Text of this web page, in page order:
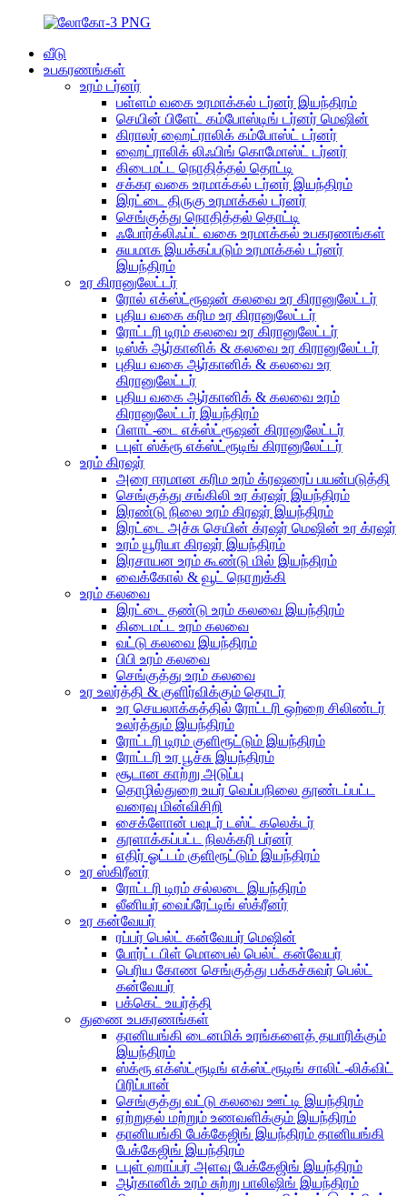
வீடு
உபகரணங்கள்
உரம் டர்னர்
பள்ளம் வகை உரமாக்கல் டர்னர் இயந்திரம்
செயின் பிளேட் கம்போஸ்டிங் டர்னர் மெஷின்
கிராலர் ஹைட்ராலிக் கம்போஸ்ட் டர்னர்
ஹைட்ராலிக் லிஃபிங் கொமோஸ்ட் டர்னர்
கிடைமட்ட நொதித்தல் தொட்டி
சக்கர வகை உரமாக்கல் டர்னர் இயந்திரம்
இரட்டை திருகு உரமாக்கல் டர்னர்
செங்குத்து நொதித்தல் தொட்டி
ஃபோர்க்லிஃப்ட் வகை உரமாக்கல் உபகரணங்கள்
சுயமாக இயக்கப்படும் உரமாக்கல் டர்னர்
இயந்திரம்
உர கிரானுலேட்டர்
ரோல் எக்ஸ்ட்ரூஷன் கலவை உர கிரானுலேட்டர்
புதிய வகை கரிம உர கிரானுலேட்டர்
ரோட்டரி டிரம் கலவை உர கிரானுலேட்டர்
டிஸ்க் ஆர்கானிக் & கலவை உர கிரானுலேட்டர்
புதிய வகை ஆர்கானிக் & கலவை உர
கிரானுலேட்டர்
புதிய வகை ஆர்கானிக் & கலவை உரம்
கிரானுலேட்டர் இயந்திரம்
பிளாட்-டை எக்ஸ்ட்ரூஷன் கிரானுலேட்டர்
டபுள் ஸ்க்ரூ எக்ஸ்ட்ரூடிங் கிரானுலேட்டர்
உரம் கிரஷர்
அரை ஈரமான கரிம உரம் க்ரஷரைப் பயன்படுத்தி
செங்குத்து சங்கிலி உர க்ரஷர் இயந்திரம்
இரண்டு நிலை உரம் கிரஷர் இயந்திரம்
இரட்டை அச்சு செயின் க்ரஷர் மெஷின் உர க்ரஷர்
உரம் யூரியா கிரஷர் இயந்திரம்
இரசாயன உரம் கூண்டு மில் இயந்திரம்
வைக்கோல் & வூட் நொறுக்கி
உரம் கலவை
இரட்டை தண்டு உரம் கலவை இயந்திரம்
கிடைமட்ட உரம் கலவை
வட்டு கலவை இயந்திரம்
பிபி உரம் கலவை
செங்குத்து உரம் கலவை
உர உலர்த்தி & குளிர்விக்கும் தொடர்
உர செயலாக்கத்தில் ரோட்டரி ஒற்றை சிலிண்டர்
உலர்த்தும் இயந்திரம்
ரோட்டரி டிரம் குளிரூட்டும் இயந்திரம்
ரோட்டரி உர பூச்சு இயந்திரம்
சூடான காற்று அடுப்பு
தொழில்துறை உயர் வெப்பநிலை தூண்டப்பட்ட
வரைவு மின்விசிறி
சைக்ளோன் பவுடர் டஸ்ட் கலெக்டர்
தூளாக்கப்பட்ட நிலக்கரி பர்னர்
எதிர் ஓட்டம் குளிரூட்டும் இயந்திரம்
உர ஸ்கிரீனர்
ரோட்டரி டிரம் சல்லடை இயந்திரம்
லீனியர் வைப்ரேட்டிங் ஸ்க்ரீனர்
உர கன்வேயர்
ரப்பர் பெல்ட் கன்வேயர் மெஷின்
போர்ட்டபிள் மொபைல் பெல்ட் கன்வேயர்
பெரிய கோண செங்குத்து பக்கச்சுவர் பெல்ட்
கன்வேயர்
பக்கெட் உயர்த்தி
துணை உபகரணங்கள்
தானியங்கி டைனமிக் உரங்களைத் தயாரிக்கும்
இயந்திரம்
ஸ்க்ரூ எக்ஸ்ட்ரூடிங் எக்ஸ்ட்ரூடிங் சாலிட்-லிக்விட்
பிரிப்பான்
செங்குத்து வட்டு கலவை ஊட்டி இயந்திரம்
ஏற்றுதல் மற்றும் உணவளிக்கும் இயந்திரம்
தானியங்கி பேக்கேஜிங் இயந்திரம் தானியங்கி
பேக்கேஜிங் இயந்திரம்
டபுள் ஹாப்பர் அளவு பேக்கேஜிங் இயந்திரம்
ஆர்கானிக் உரம் சுற்று பாலிஷிங் இயந்திரம்